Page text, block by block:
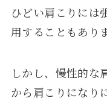
ひどい肩こりには
用することもあり
しかし、慢性的な
から肩こりになり